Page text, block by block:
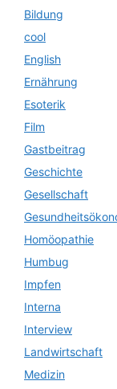
Bildung
cool
English
Ernährung
Esoterik
Film
Gastbeitrag
Geschichte
Gesellschaft
Homöopathie
Humbug
Impfen
Interna
Interview
Landwirtschaft
Medizin